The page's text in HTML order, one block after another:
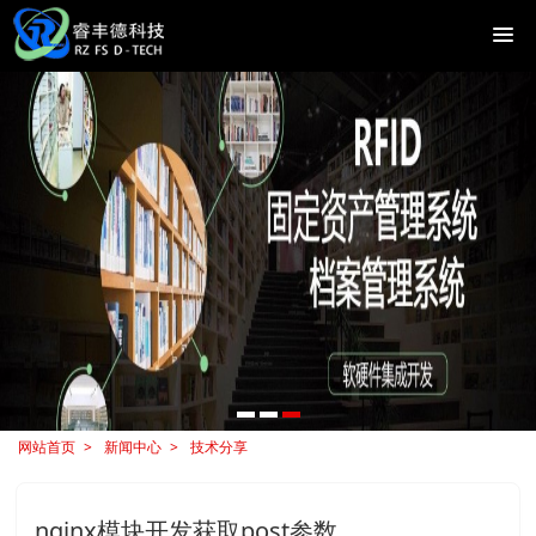
网站首页 新闻中心 技术分享